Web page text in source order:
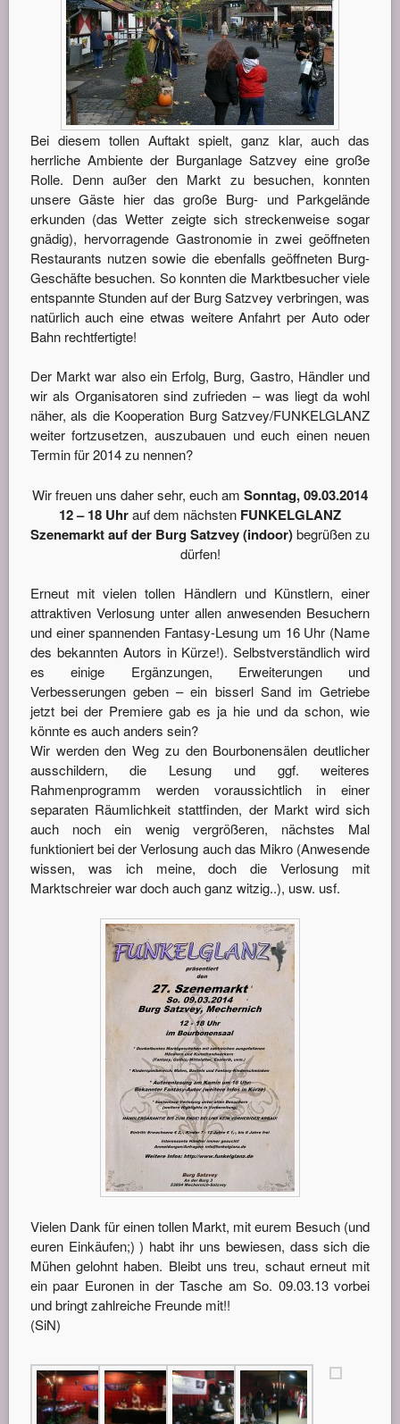
Bei diesem tollen Auftakt spielt, ganz klar, auch das
herrliche Ambiente der Burganlage Satzvey eine große
Rolle. Denn außer den Markt zu besuchen, konnten
unsere Gäste hier das große Burg- und Parkgelände
erkunden (das Wetter zeigte sich streckenweise sogar
gnädig), hervorragende Gastronomie in zwei geöffneten
Restaurants nutzen sowie die ebenfalls geöffneten Burg-
Geschäfte besuchen. So konnten die Marktbesucher viele
entspannte Stunden auf der Burg Satzvey verbringen, was
natürlich auch eine etwas weitere Anfahrt per Auto oder
Bahn rechtfertigte!
Der Markt war also ein Erfolg, Burg, Gastro, Händler und
wir als Organisatoren sind zufrieden – was liegt da wohl
näher, als die Kooperation Burg Satzvey/FUNKELGLANZ
weiter fortzusetzen, auszubauen und euch einen neuen
Termin für 2014 zu nennen?
Wir freuen uns daher sehr, euch am Sonntag, 09.03.2014
12 – 18 Uhrauf dem nächsten FUNKELGLANZ
Szenemarkt auf der Burg Satzvey (indoor)begrüßen zu
dürfen!
Erneut mit vielen tollen Händlern und Künstlern, einer
attraktiven Verlosung unter allen anwesenden Besuchern
und einer spannenden Fantasy-Lesung um 16 Uhr (Name
des bekannten Autors in Kürze!). Selbstverständlich wird
es einige Ergänzungen, Erweiterungen und
Verbesserungen geben – ein bisserl Sand im Getriebe
jetzt bei der Premiere gab es ja hie und da schon, wie
könnte es auch anders sein?
Wir werden den Weg zu den Bourbonensälen deutlicher
ausschildern, die Lesung und ggf. weiteres
Rahmenprogramm werden voraussichtlich in einer
separaten Räumlichkeit stattfinden, der Markt wird sich
auch noch ein wenig vergrößeren, nächstes Mal
funktioniert bei der Verlosung auch das Mikro (Anwesende
wissen, was ich meine, doch die Verlosung mit
Marktschreier war doch auch ganz witzig..), usw. usf.
Vielen Dank für einen tollen Markt, mit eurem Besuch (und
euren Einkäufen;) ) habt ihr uns bewiesen, dass sich die
Mühen gelohnt haben. Bleibt uns treu, schaut erneut mit
ein paar Euronen in der Tasche am So. 09.03.13 vorbei
und bringt zahlreiche Freunde mit!!
(SiN)